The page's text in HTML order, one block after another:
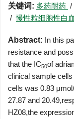
关键词: 多药耐药 /
/慢性粒细胞性白
Abstract: In this
resistance and
that the IC50of
clinical sample
cells was 0.83
27.87 and
HZ08,the